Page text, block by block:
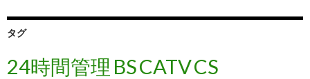
タグ
24時間管理 BSCATVCS